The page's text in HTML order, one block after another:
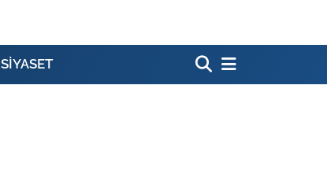
SİYASET